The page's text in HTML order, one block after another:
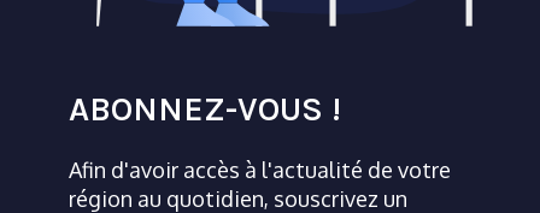
ABONNEZ-VOUS !
Afin d'avoir accès à l'actualité de votre
région au quotidien, souscrivez un